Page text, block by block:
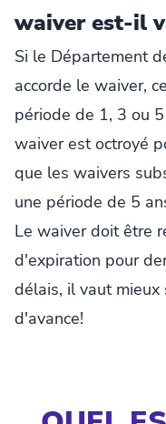
waiver est-il
Si le Département
accorde le waiver,
période de 1, 3 ou
waiver est octroyé
que les waivers
une période de 5
Le waiver doit être
d'expiration pour
délais, il vaut
d'avance!